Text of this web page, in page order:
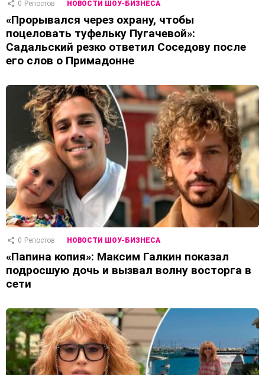
0 Репостов НОВОСТИ ШОУ-БИЗНЕСА
«Прорывался через охрану, чтобы
поцеловать туфельку Пугачевой»:
Садальский резко ответил Соседову после
его слов о Примадонне
0 Репостов НОВОСТИ ШОУ-БИЗНЕСА
«Папина копия»: Максим Галкин показал
подросшую дочь и вызвал волну восторга в
сети